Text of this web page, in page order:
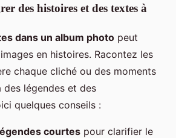
des histoires et des textes à
dans un album photo peut
en histoires. Racontez les
chaque cliché ou des moments
des légendes et des
quelques conseils :
courtes pour clarifier le